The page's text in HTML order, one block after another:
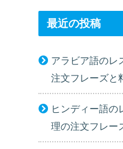
最近の投稿
アラビア語のレ
注文フレーズと
ヒンディー語の
理の注文フレー